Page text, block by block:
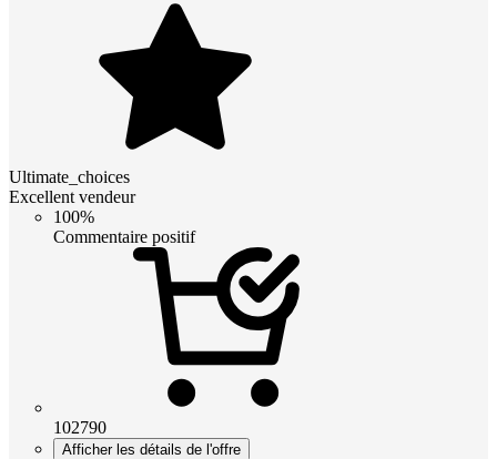
Ultimate_choices
Excellent vendeur
100%
Commentaire positif
102790
Afficher les détails de l'offre